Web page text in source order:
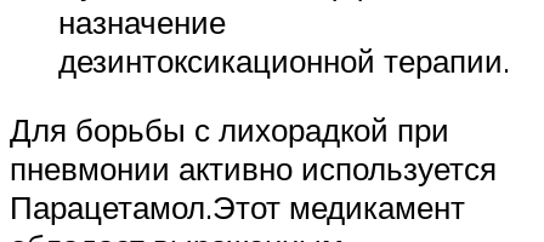
назначение
дезинтоксикационной терапии.
Для борьбы с лихорадкой при
пневмонии активно используется
Парацетамол.Этот медикамент